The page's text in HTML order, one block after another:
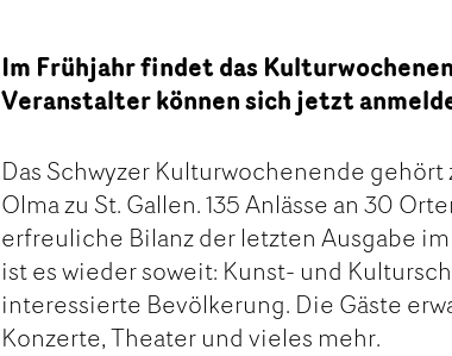
Im Frühjahr findet das
Veranstalter können sich jetzt
Das Schwyzer Kulturwochenende
Olma zu St. Gallen. 135 Anlässe an 30
erfreuliche Bilanz der letzten Ausgabe im
ist es wieder soweit: Kunst- und
interessierte Bevölkerung. Die Gäste
Konzerte, Theater und vieles mehr.